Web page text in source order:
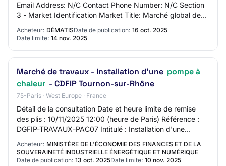
Email Address: N/C Contact Phone Number: N/C Section
3 - Market Identification Market Title: Marché global de
performance CVC Main CPV Code - Prima…
Acheteur: DÉMATISDate de publication: 16 oct. 2025
Date limite: 14 nov. 2025
Marché de travaux - Installation d'une pompe à
chaleur - CDFIP Tournon-sur-Rhône
75-Paris · West Europe · France
Détail de la consultation Date et heure limite de remise
des plis : 10/11/2025 12:00 (heure de Paris) Référence :
DGFIP-TRAVAUX-PAC07 Intitulé : Installation d'une
pompe à chaleur - CDFIP Tournon-sur…
Acheteur: MINISTÈRE DE L'ÉCONOMIE DES FINANCES ET DE LA
SOUVERAINETÉ INDUSTRIELLE ÉNERGÉTIQUE ET NUMÉRIQUE
Date de publication: 13 oct. 2025Date limite: 10 nov. 2025